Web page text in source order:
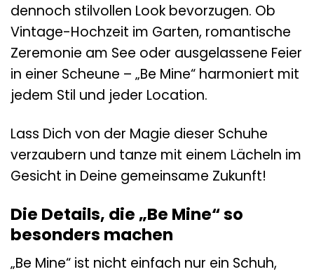
dennoch stilvollen Look bevorzugen. Ob
Vintage-Hochzeit im Garten, romantische
Zeremonie am See oder ausgelassene Feier
in einer Scheune – „Be Mine“ harmoniert mit
jedem Stil und jeder Location.
Lass Dich von der Magie dieser Schuhe
verzaubern und tanze mit einem Lächeln im
Gesicht in Deine gemeinsame Zukunft!
Die Details, die „Be Mine“ so
besonders machen
„Be Mine“ ist nicht einfach nur ein Schuh,